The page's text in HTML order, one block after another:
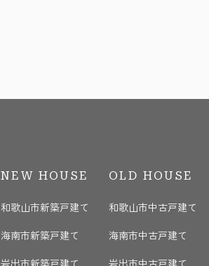
NEW HOUSE
和歌山市新築戸建て
海南市新築戸建て
岩出市新築戸建て
OLD HOUSE
和歌山市中古戸建て
海南市中古戸建て
岩出市中古戸建て